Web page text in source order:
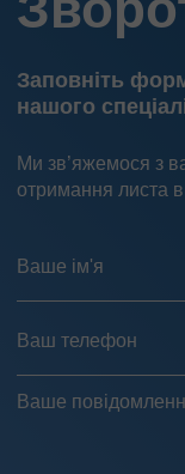
Заповніть
нашого
Ми зв’яжемося з
отримання листа